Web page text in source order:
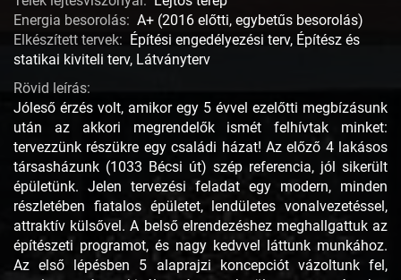
Energia besorolás: A+ (2016 előtti, egybetűs besorolás)
Elkészített tervek: Építési engedélyezési terv, Építész és
statikai kiviteli terv, Látványterv
Rövid leírás:
Jóleső érzés volt, amikor egy 5 évvel ezelőtti megbízásunk
után az akkori megrendelők ismét felhívtak minket:
tervezzünk részükre egy családi házat! Az előző 4 lakásos
társasházunk (1033 Bécsi út) szép referencia, jól sikerült
épületünk. Jelen tervezési feladat egy modern, minden
részletében fiatalos épületet, lendületes vonalvezetéssel,
attraktív külsővel. A belső elrendezéshez meghallgattuk az
építészeti programot, és nagy kedvvel láttunk munkához.
Az első lépésben 5 alaprajzi koncepciót vázoltunk fel,